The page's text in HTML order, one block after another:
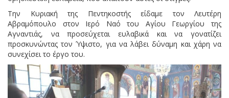
Την Κυριακή της Πεντηκοστής είδαμε τον Λευτέρη
Αβραμόπουλο στον Ιερό Ναό του Αγίου Γεωργίου της
Αγναντιάς, να προσεύχεται ευλαβικά και να γονατίζει
προσκυνώντας τον Ύψιστο, για να λάβει δύναμη και χάρη να
συνεχίσει το έργο του.